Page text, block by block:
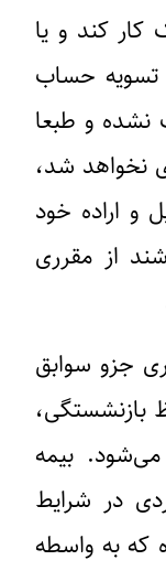
کار کند و یا
تسویه حساب
نشده و طبعا
نخواهد شد،
و اراده خود
از مقرری
جزو سوابق
بازنشستگی،
بیمه
در شرایط
که به واسطه